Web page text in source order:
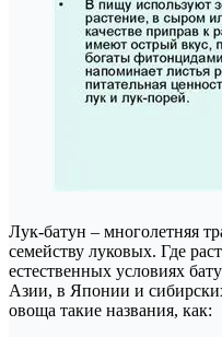
Лук-батун – многолетняя
семейству луковых. Где
естественных условиях
Азии, в Японии и
овоща такие названия, как: